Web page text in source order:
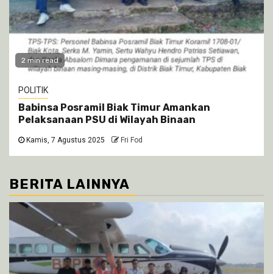
2 min read
POLITIK
Babinsa Posramil Biak Timur Amankan
Pelaksanaan PSU di Wilayah Binaan
Kamis, 7 Agustus 2025 Fri Fod
BERITA LAINNYA